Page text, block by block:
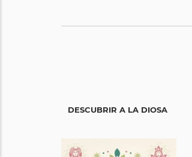
DESCUBRIR A LA DIOSA